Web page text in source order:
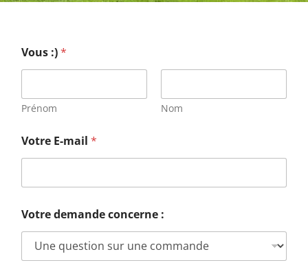
Vous :)*
Prénom Nom
Votre E-mail *
Votre demande concerne :